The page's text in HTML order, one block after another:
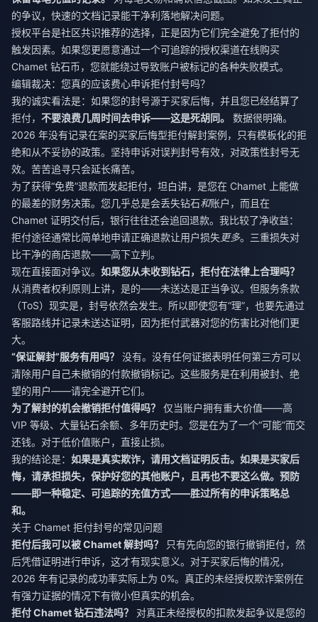
的争议，快速的文档记录能干净利落地解决问题。
授权平台是社区共识推荐的选择，正是因为它们完全避免了拒付的
触发因素。如果您更愿意通过一个可追踪的授权渠道在线购买
Chamet 钻石币，您就能绕过导致账户被标记的各种失败模式。
编辑裁决：您真的应该费心申诉拒付封号吗？
我的诚实看法是：如果您的封号源于买家后悔，并且您已经结算了
拒付， 不要浪费几周时间去申诉——这是死胡同。
数据很明确。
2026 年没有记录在案的买家后悔型拒付解封案例，只有模板化的拒
绝和从不妥协的政策。坚持申诉对误判封号有效，对政策性封号无
效。苦苦追寻只会延长痛苦。
为了获得“免费”退款而发起拒付，坦白讲，是您在 Chamet 上能做
的最差的财务决策。您几乎总是会丢失钻石和账户，而且在
Chamet 证明交付后，银行往往还会追回退款。我比较了净收益：
拒付途径通常比简单地申请正确退款让用户损失更多。三重损失对
比干净的商店退款——高下立判。
现在直接面对争议。 如果您从未收到钻石，拒付在法律上合理吗？
从消费者权利原则上讲，是的——未送达是正当争议。但服务条款
（ToS）现实是，封号依然会发生。所以即使您有“理”，也要先通过
客服路线并记录未送达证明，因为拒付武器对您的伤害比对他们更
大。
“保证解封”服务有用吗？
没有。没有任何证据表明任何第三方可以
清除用户自己未撤销的付款撤销标记。这些服务是在利用被封、绝
望的用户——请完全避开它们。
为了解封的机会撤销拒付值得吗？
仅当账户拥有重大价值——高
VIP 等级、大量钻石余额、多年历史时。您是在为了一个“可能”而交
还钱。对于低价值账户，直接止损。
我的结论是： 如果是真实欺诈，请用文档证明反击。如果是买家后
悔，请承担损失，保护好您的其他账户，且再也不要这么做。预防
——即一种稳定、可追踪的充值方式——胜过所有的申诉策略总
和。
关于 Chamet 拒付封号的常见问题
拒付后我可以被 Chamet 解封吗？
只有先向您的银行撤销拒付，然
后凭借证明进行申诉，这才有现实意义。对于买家后悔的情况，
2026 年有记录的成功率实际上为 0%。真正的未经授权欺诈案例在
有强力证据的情况下有微小但真实的机会。
拒付 Chamet 钻石违法吗？
对真正未经授权的扣款发起争议是您的